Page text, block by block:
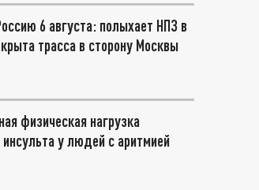
6 августа: полыхает НПЗ в
трасса в сторону Москвы
физическая нагрузка
у людей с аритмией